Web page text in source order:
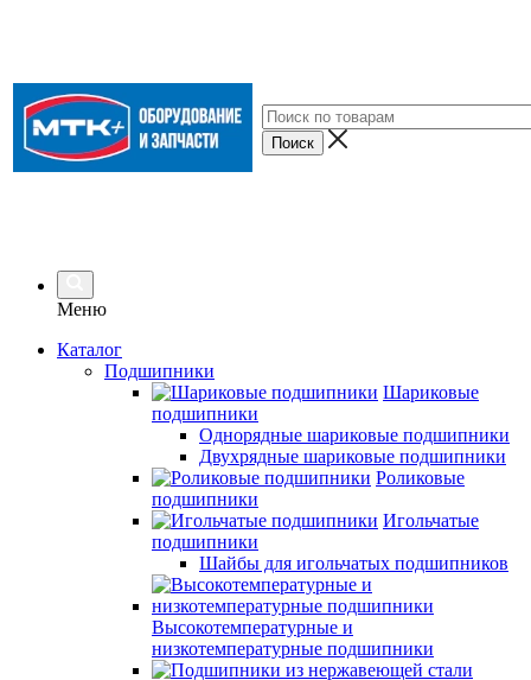
Меню
Каталог
Подшипники
Шариковые
подшипники
Однорядные шариковые подшипники
Двухрядные шариковые подшипники
Роликовые
подшипники
Игольчатые
подшипники
Шайбы для игольчатых подшипников
Высокотемпературные и
низкотемпературные подшипники